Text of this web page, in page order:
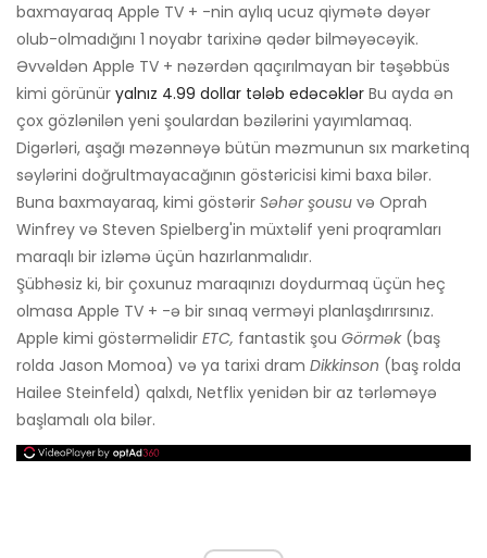
baxmayaraq Apple TV + -nin aylıq ucuz qiymətə dəyər
olub-olmadığını 1 noyabr tarixinə qədər bilməyəcəyik.
Əvvəldən Apple TV + nəzərdən qaçırılmayan bir təşəbbüs
kimi görünür yalnız 4.99 dollar tələb edəcəklər Bu ayda ən
çox gözlənilən yeni şoulardan bəzilərini yayımlamaq.
Digərləri, aşağı məzənnəyə bütün məzmunun sıx marketinq
səylərini doğrultmayacağının göstəricisi kimi baxa bilər.
Buna baxmayaraq, kimi göstərir Səhər şousu və Oprah
Winfrey və Steven Spielberg'in müxtəlif yeni proqramları
maraqlı bir izləmə üçün hazırlanmalıdır.
Şübhəsiz ki, bir çoxunuz maraqınızı doydurmaq üçün heç
olmasa Apple TV + -ə bir sınaq verməyi planlaşdırırsınız.
Apple kimi göstərməlidir ETC, fantastik şou Görmək(baş
rolda Jason Momoa) və ya tarixi dram Dikkinson (baş rolda
Hailee Steinfeld) qalxdı, Netflix yenidən bir az tərləməyə
başlamalı ola bilər.